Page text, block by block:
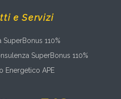
e Servizi
SuperBonus 110%
SuperBonus 110%
Energetico APE